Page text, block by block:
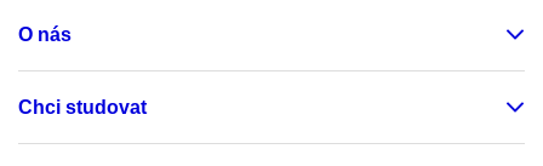
O nás
Chci studovat